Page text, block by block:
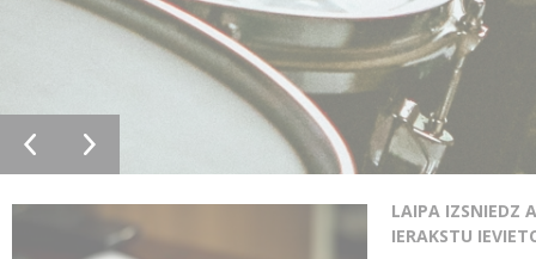
LAIPA IZSNIEDZ
IERAKSTU